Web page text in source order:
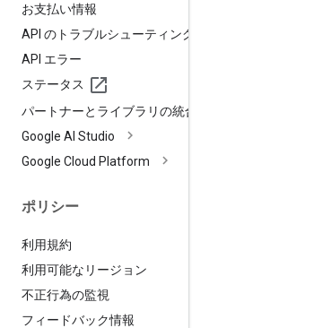
お支払い情報
API のトラブルシューティング
API エラー
ステータス
パートナーとライブラリの統合
Google AI Studio
Google Cloud Platform
ポリシー
利用規約
利用可能なリージョン
不正行為の監視
フィードバック情報